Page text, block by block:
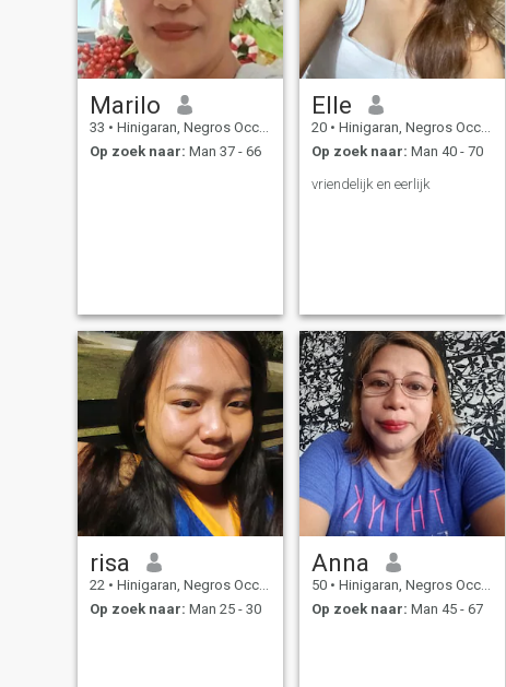
Marilo
33 • Hinigaran, Negros Occidental, Filipijnen
Op zoek naar: Man 37 - 66
Elle
20 • Hinigaran, Negros Occidental, Filipijnen
Op zoek naar: Man 40 - 70
vriendelijk en eerlijk
risa
22 • Hinigaran, Negros Occidental, Filipijnen
Op zoek naar: Man 25 - 30
Anna
50 • Hinigaran, Negros Occidental, Filipijnen
Op zoek naar: Man 45 - 67